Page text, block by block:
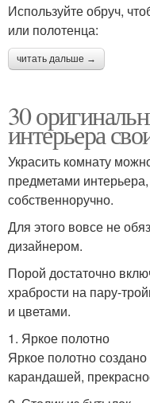
Используйте обруч,
или полотенца:
читать дальше →
30
интерьера
Украсить комнату
предметами
собственноручно.
Для этого вовсе не
дизайнером.
Порой достаточно
храбрости на пару-
и цветами.
1. Яркое полотно
Яркое полотно
карандашей,